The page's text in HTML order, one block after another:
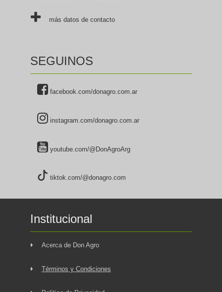
más datos de contacto
SEGUINOS
facebook.com/donagro.com.ar
instagram.com/donagro.com.ar
youtube.com/@DonAgroArg
tiktok.com/@donagro.com
Institucional
Acerca de Don Agro
Términos y Condiciones